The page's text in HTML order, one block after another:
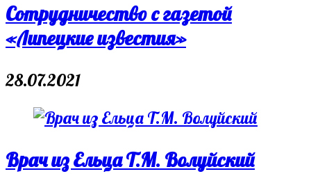
Сотрудничество с газетой
«Липецкие известия»
28.07.2021
Врач из Ельца Т.М. Волуйский